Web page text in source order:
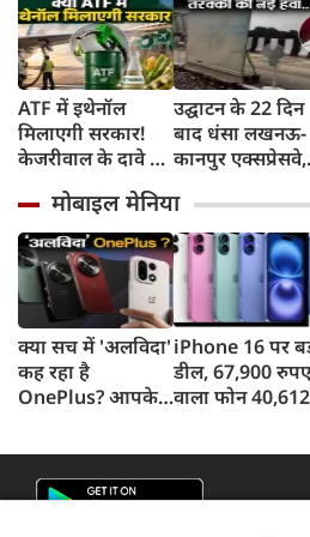
ATF में इथेनॉल
मिलाएगी सरकार!
केजरीवाल के दावे पर
किंजरापु?
उद्घाटन के 22 दिन
बाद धंसा लखनऊ-
कानपुर एक्सप्रेसवे,
सड़क, अखिलेश
तंज
मोबाइल मेनिया
क्या सच में 'अलविदा'
कह रहा है
OnePlus? आपके
अपडेट
iPhone 16 पर
डील, 67,900 रुपए
वाला फोन 40,612
डिस्काउंट